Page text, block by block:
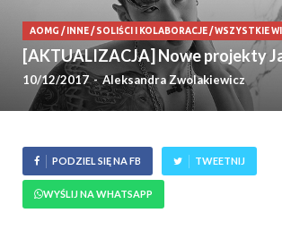
AOMG / INNE/SOLIŚCI I KOLABORACJE/WSZYSTKIE
[AKTUALIZACJA] Nowe projekty
10/12/2017-Aleksandra Zwolakiewicz
PODZIEL SIĘ NA FB TWEETNIJ
WYŚLIJ NA WHATSAPP